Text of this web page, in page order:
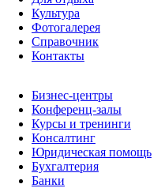
Культура
Фотогалерея
Справочник
Контакты
Бизнес-центры
Конференц-залы
Курсы и тренинги
Консалтинг
Юридическая помощь
Бухгалтерия
Банки